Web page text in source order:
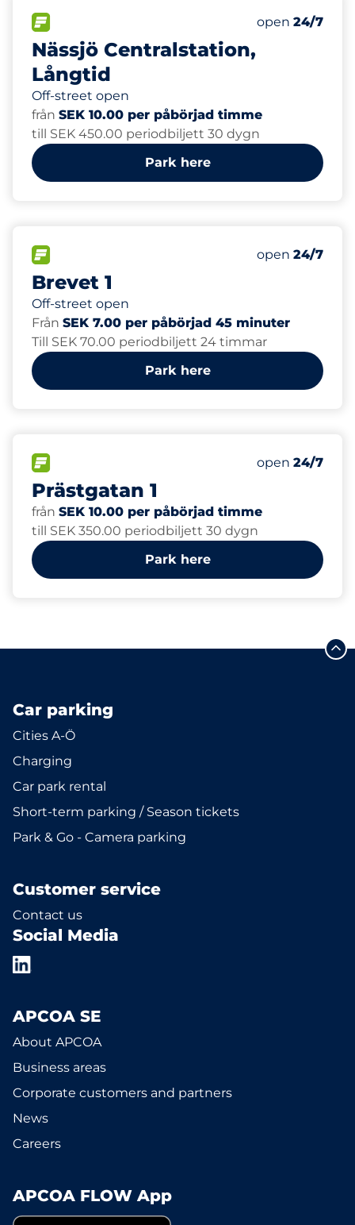
Nässjö Centralstation,
Långtid
Off-street open
Number of
Total
Thursday&nbsp
open 24/7
från SEK 10.00 per påbörjad timme
till SEK 450.00 periodbiljett 30 dygn
Park here
Brevet 1
Off-street open
Number of
Total
Thursday&nbsp
open 24/7
Från SEK 7.00 per påbörjad 45 minuter
Till SEK 70.00 periodbiljett 24 timmar
Park here
Prästgatan 1
Number of
Total
Thursday&nbsp
open 24/7
från SEK 10.00 per påbörjad timme
till SEK 350.00 periodbiljett 30 dygn
Park here
Car parking
Cities A-Ö
Charging
Car park rental
Short-term parking / Season tickets
Park & Go - Camera parking
Customer service
Contact us
Social Media
APCOA SE
About APCOA
Business areas
Corporate customers and partners
News
Careers
APCOA FLOW App